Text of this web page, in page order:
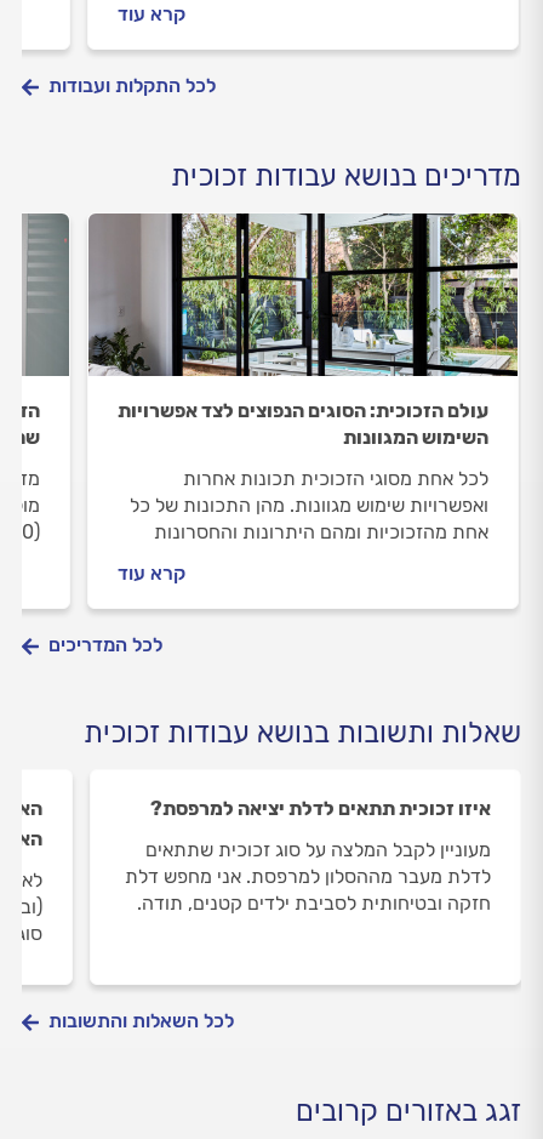
קרא עוד
לכל התקלות ועבודות
מדריכים בנושא עבודות זכוכית
עולם הזכוכית: הסוגים הנפוצים לצד אפשרויות
השימוש המגוונות
לכל אחת מסוגי הזכוכית תכונות אחרות
ואפשרויות שימוש מגוונות. מהן התכונות של כל
אחת מהזכוכיות ומהם היתרונות והחסרונות
קרא עוד
מול
לכל המדריכים
שאלות ותשובות בנושא עבודות זכוכית
איזו זכוכית תתאים לדלת יציאה למרפסת?
מעוניין לקבל המלצה על סוג זכוכית שתתאים
לדלת מעבר מההסלון למרפסת. אני מחפש דלת
חזקה ובטיחותית לסביבת ילדים קטנים, תודה.
האם
סוג
לכל השאלות והתשובות
זגג באזורים קרובים